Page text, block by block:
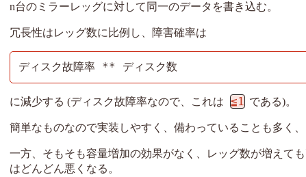
n台のミラーレッグに対して同一のデータを書き込む。
冗長性はレッグ数に比例し、障害確率は
ディスク故障率 ** ディスク数
に減少する (ディスク故障率なので、これは ≦1 である)。
簡単なものなので実装しやすく、備わっていることも多く
一方、そもそも容量増加の効果がなく、レッグ数が増えて
はどんどん悪くなる。